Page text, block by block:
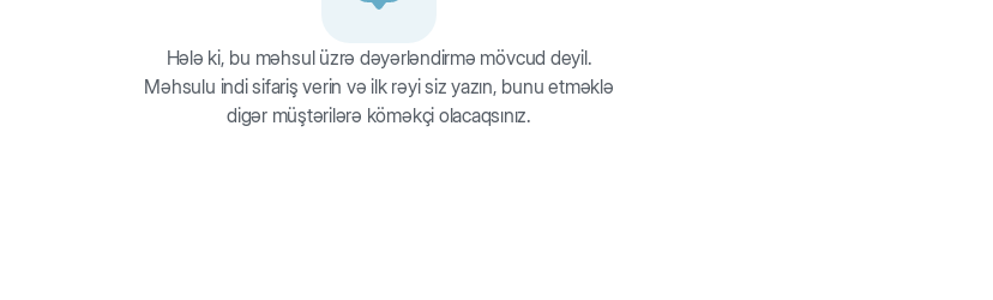
Hələ ki, bu məhsul üzrə dəyərləndirmə mövcud deyil.
Məhsulu indi sifariş verin və ilk rəyi siz yazın, bunu etməklə
digər müştərilərə köməkçi olacaqsınız.